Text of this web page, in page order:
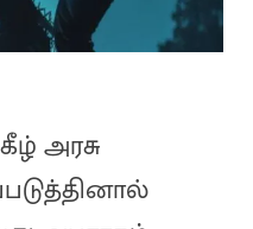
அரசு